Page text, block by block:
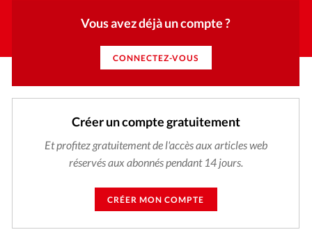
Vous avez déjà un compte ?
CONNECTEZ-VOUS
Créer un compte gratuitement
Et profitez gratuitement de l'accès aux articles web
réservés aux abonnés pendant 14 jours.
CRÉER MON COMPTE